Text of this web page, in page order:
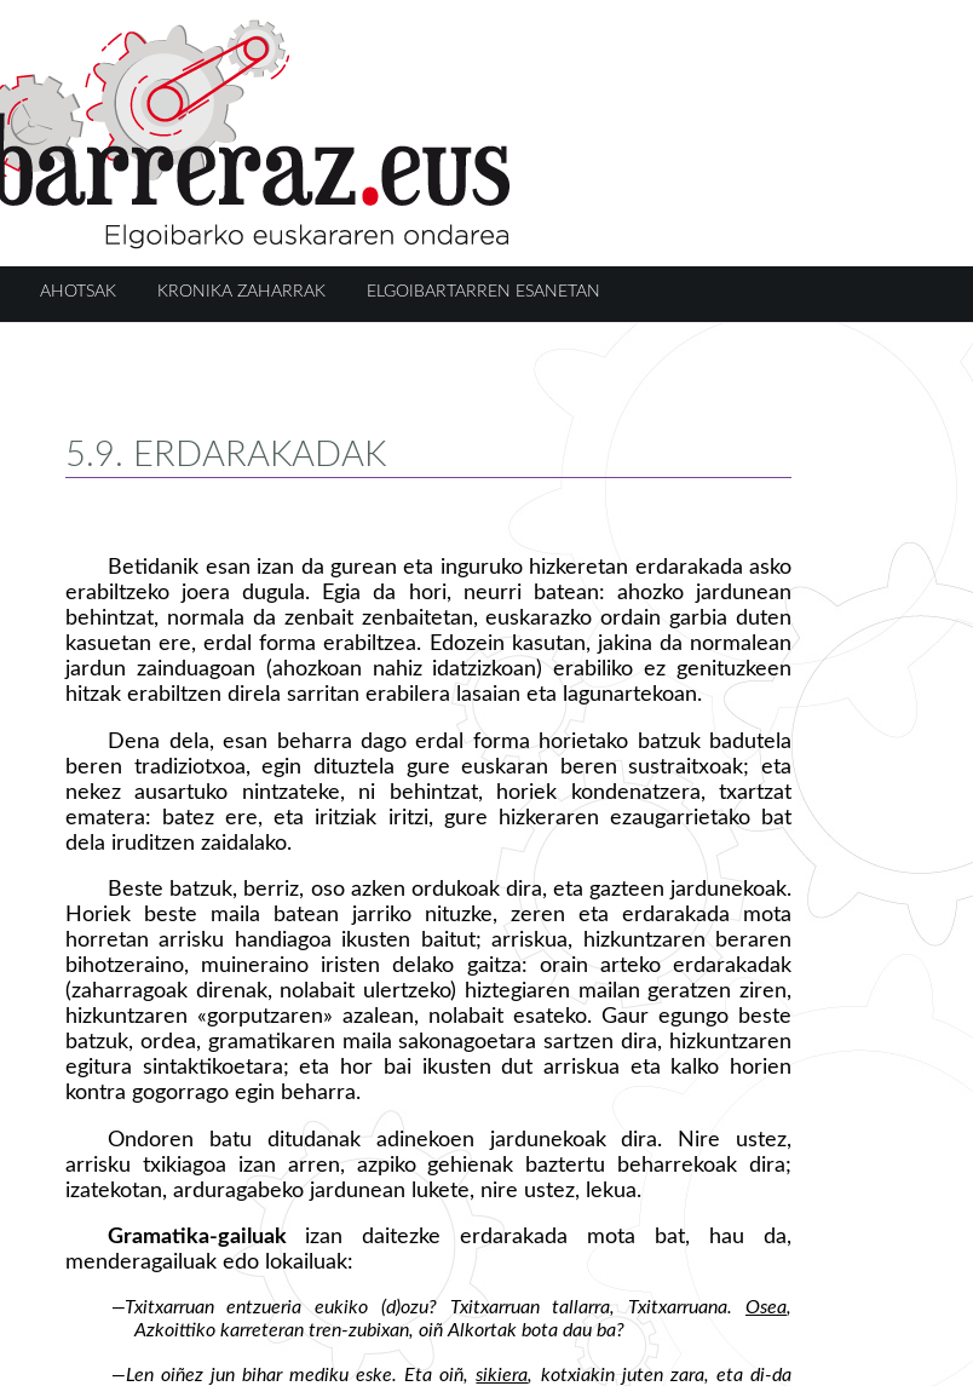
AHOTSAK KRONIKA ZAHARRAK ELGOIBARTARREN ESANETAN
5.9. ERDARAKADAK
Betidanik esan izan da gurean eta inguruko hizkeretan erdarakada asko
erabiltzeko joera dugula. Egia da hori, neurri batean: ahozko jardunean
behintzat, normala da zenbait zenbaitetan, euskarazko ordain garbia duten
kasuetan ere, erdal forma erabiltzea. Edozein kasutan, jakina da normalean
jardun zainduagoan (ahozkoan nahiz idatzizkoan) erabiliko ez genituzkeen
hitzak erabiltzen direla sarritan erabilera lasaian eta lagunartekoan.
Dena dela, esan beharra dago erdal forma horietako batzuk badutela
beren tradiziotxoa, egin dituztela gure euskaran beren sustraitxoak; eta
nekez ausartuko nintzateke, ni behintzat, horiek kondenatzera, txartzat
ematera: batez ere, eta iritziak iritzi, gure hizkeraren ezaugarrietako bat
dela iruditzen zaidalako.
Beste batzuk, berriz, oso azken ordukoak dira, eta gazteen jardunekoak.
Horiek beste maila batean jarriko nituzke, zeren eta erdarakada mota
horretan arrisku handiagoa ikusten baitut; arriskua, hizkuntzaren beraren
bihotzeraino, muineraino iristen delako gaitza: orain arteko erdarakadak
(zaharragoak direnak, nolabait ulertzeko) hiztegiaren mailan geratzen ziren,
hizkuntzaren «gorputzaren» azalean, nolabait esateko. Gaur egungo beste
batzuk, ordea, gramatikaren maila sakonagoetara sartzen dira, hizkuntzaren
egitura sintaktikoetara; eta hor bai ikusten dut arriskua eta kalko horien
kontra gogorrago egin beharra.
Ondoren batu ditudanak adinekoen jardunekoak dira. Nire ustez,
arrisku txikiagoa izan arren, azpiko gehienak baztertu beharrekoak dira;
izatekotan, arduragabeko jardunean lukete, nire ustez, lekua.
Gramatika-gailuak izan daitezke erdarakada mota bat, hau da,
menderagailuak edo lokailuak:
—Txitxarruan entzueria eukiko (d)ozu? Txitxarruan tallarra, Txitxarruana.Osea,
Azkoittiko karreteran tren-zubixan, oiñ Alkortak bota dau ba?
—Len oiñez jun bihar mediku eske. Eta oiñ,sikiera, kotxiakin juten zara, eta di-da